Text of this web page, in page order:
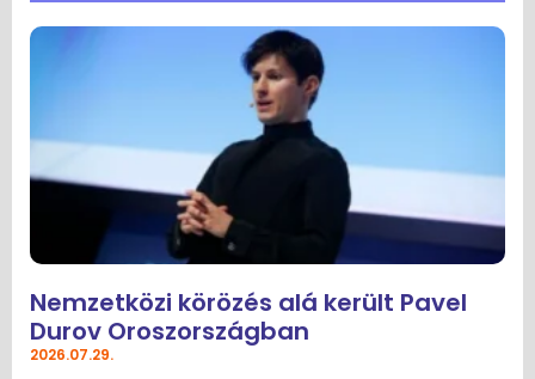
Nemzetközi körözés alá került Pavel
Durov Oroszországban
2026.07.29.